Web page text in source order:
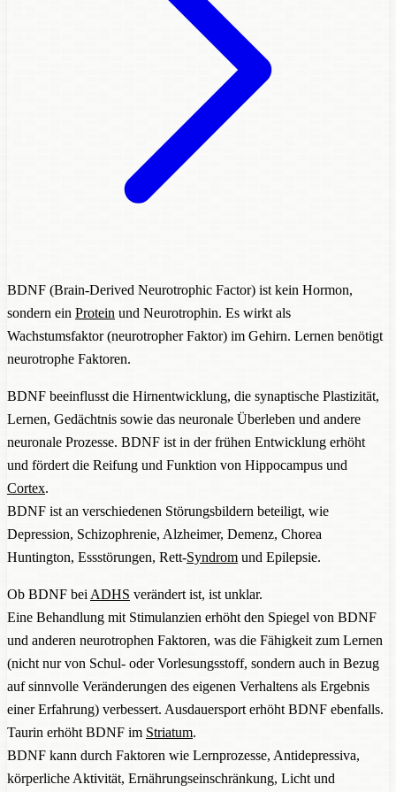
BDNF (Brain-Derived Neurotrophic Factor) ist kein Hormon,
sondern ein Protein und Neurotrophin. Es wirkt als
Wachstumsfaktor (neurotropher Faktor) im Gehirn. Lernen benötigt
neurotrophe Faktoren.
BDNF beeinflusst die Hirnentwicklung, die synaptische Plastizität,
Lernen, Gedächtnis sowie das neuronale Überleben und andere
neuronale Prozesse. BDNF ist in der frühen Entwicklung erhöht
und fördert die Reifung und Funktion von Hippocampus und
Cortex.
BDNF ist an verschiedenen Störungsbildern beteiligt, wie
Depression, Schizophrenie, Alzheimer, Demenz, Chorea
Huntington, Essstörungen, Rett-Syndrom und Epilepsie.
Ob BDNF bei ADHS verändert ist, ist unklar.
Eine Behandlung mit Stimulanzien erhöht den Spiegel von BDNF
und anderen neurotrophen Faktoren, was die Fähigkeit zum Lernen
(nicht nur von Schul- oder Vorlesungsstoff, sondern auch in Bezug
auf sinnvolle Veränderungen des eigenen Verhaltens als Ergebnis
einer Erfahrung) verbessert. Ausdauersport erhöht BDNF ebenfalls.
Taurin erhöht BDNF im Striatum.
BDNF kann durch Faktoren wie Lernprozesse, Antidepressiva,
körperliche Aktivität, Ernährungseinschränkung, Licht und